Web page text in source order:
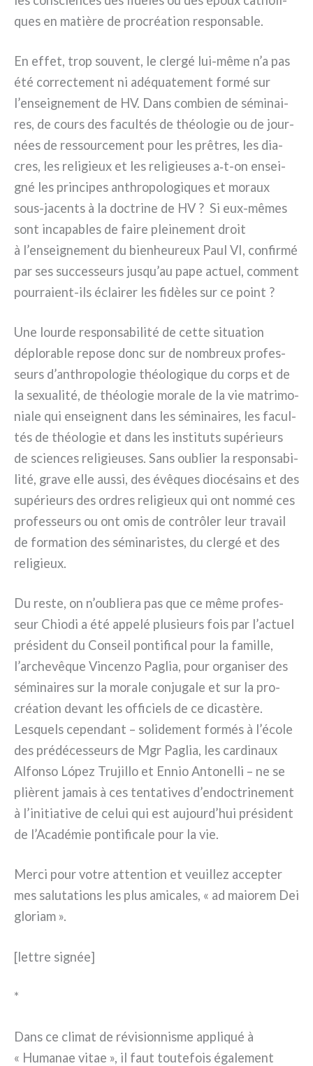
ques en matiè­re de pro­créa­tion respon­sa­ble.
En effet, trop sou­vent, le cler­gé lui-même n’a pas
été cor­rec­te­ment ni adé­qua­te­ment for­mé sur
l’enseignement de HV. Dans com­bien de sémi­nai­
res, de cours des facul­tés de théo­lo­gie ou de jour­
nées de res­sour­ce­ment pour les prê­tres, les dia­
cres, les reli­gieux et les reli­gieu­ses a‑t-on ensei­
gné les prin­ci­pes anth­ro­po­lo­gi­ques et moraux
sous-jacents à la doc­tri­ne de HV ? Si eux-mêmes
sont inca­pa­bles de fai­re plei­ne­ment droit
à l’enseignement du bie­n­heu­reux Paul VI, con­fir­mé
par ses suc­ces­seurs jusqu’au pape actuel, com­ment
pourraient-ils éclai­rer les fidè­les sur ce point ?
Une lour­de respon­sa­bi­li­té de cet­te situa­tion
déplo­ra­ble repo­se donc sur de nom­breux pro­fes­
seurs d’anthropologie théo­lo­gi­que du corps et de
la sexua­li­té, de théo­lo­gie mora­le de la vie matri­mo­
nia­le qui ensei­gnent dans les sémi­nai­res, les facul­
tés de théo­lo­gie et dans les insti­tu­ts supé­rieurs
de scien­ces reli­gieu­ses. Sans oublier la respon­sa­bi­
li­té, gra­ve elle aus­si, des évê­ques dio­cé­sains et des
supé­rieurs des ordres reli­gieux qui ont nom­mé ces
pro­fes­seurs ou ont omis de con­trô­ler leur tra­vail
de for­ma­tion des sémi­na­ri­stes, du cler­gé et des
reli­gieux.
Du reste, on n’oubliera pas que ce même pro­fes­
seur Chiodi a été appe­lé plu­sieurs fois par l’actuel
pré­si­dent du Conseil pon­ti­fi­cal pour la famil­le,
l’archevêque Vincenzo Paglia, pour orga­ni­ser des
sémi­nai­res sur la mora­le con­ju­ga­le et sur la pro­
créa­tion devant les offi­ciels de ce dica­stè­re.
Lesquels cepen­dant – soli­de­ment for­més à l’école
des pré­dé­ces­seurs de Mgr Paglia, les car­di­naux
Alfonso López Trujillo et Ennio Antonelli – ne se
pliè­rent jamais à ces ten­ta­ti­ves d’endoctrinement
à l’initiative de celui qui est aujourd’hui pré­si­dent
de l’Académie pon­ti­fi­ca­le pour la vie.
Merci pour votre atten­tion et veuil­lez accep­ter
mes salu­ta­tions les plus ami­ca­les, « ad maio­rem Dei
glo­riam ».
[let­tre signée]
*
Dans ce cli­mat de révi­sion­ni­sme appli­qué à
« Humanae vitae », il faut tou­te­fois éga­le­ment